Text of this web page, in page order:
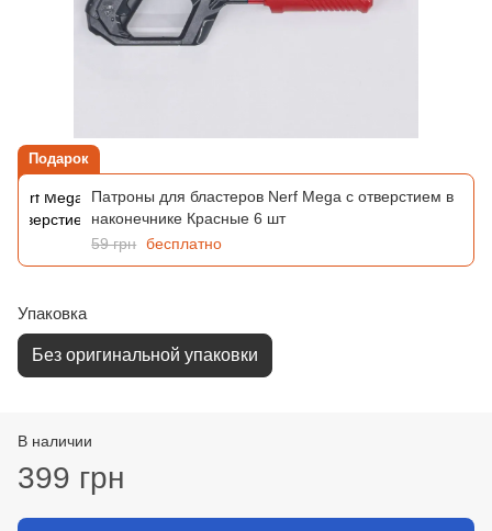
Подарок
Патроны для бластеров Nerf Mega с отверстием в
наконечнике Красные 6 шт
59 грн бесплатно
Упаковка
Без оригинальной упаковки
В наличии
399 грн